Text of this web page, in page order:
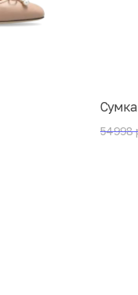
Сумка
54998